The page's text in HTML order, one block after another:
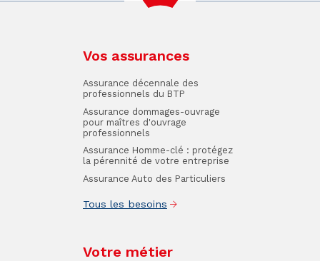
Vos assurances
Assurance décennale des
professionnels du BTP
Assurance dommages-ouvrage
pour maîtres d'ouvrage
professionnels
Assurance Homme-clé : protégez
la pérennité de votre entreprise
Assurance Auto des Particuliers
Tous les besoins
Votre métier